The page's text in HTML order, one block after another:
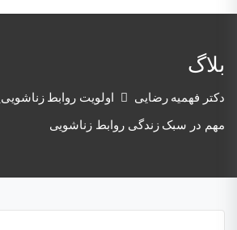
بلاگ
دکتر فهمیه رضایی اولویت روابط
مهم در سبک زندگی روابط زناشویی